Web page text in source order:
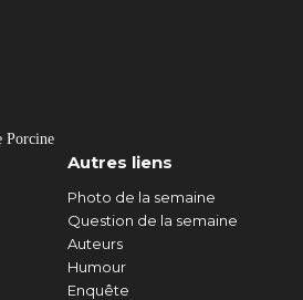
Porcine
Autres liens
Photo de la semaine
Question de la semaine
Auteurs
Humour
Enquête